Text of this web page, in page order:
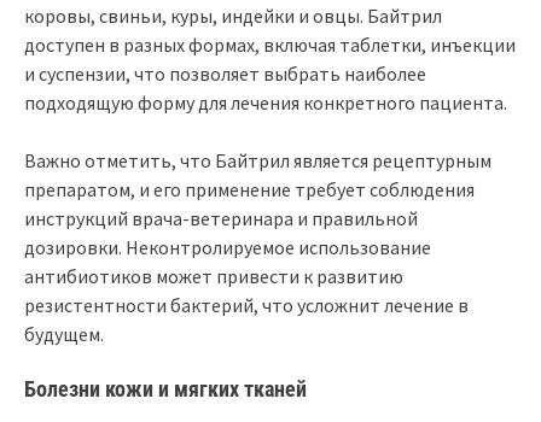
коровы, свиньи, куры, индейки и овцы. Байтрил
доступен в разных формах, включая таблетки, инъекции
и суспензии, что позволяет выбрать наиболее
подходящую форму для лечения конкретного пациента.
Важно отметить, что Байтрил является рецептурным
препаратом, и его применение требует соблюдения
инструкций врача-ветеринара и правильной
дозировки. Неконтролируемое использование
антибиотиков может привести к развитию
резистентности бактерий, что усложнит лечение в
будущем.
Болезни кожи и мягких тканей